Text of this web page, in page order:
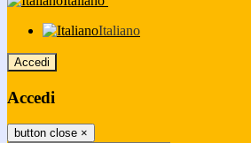
Italiano
Accedi
Accedi
button close ×